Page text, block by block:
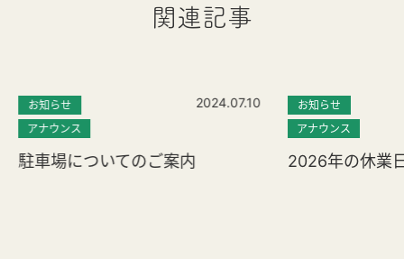
関連記事
お知らせ
アナウンス
2024.07.10
駐車場についてのご案内
お知らせ
アナウンス
2026年の休業